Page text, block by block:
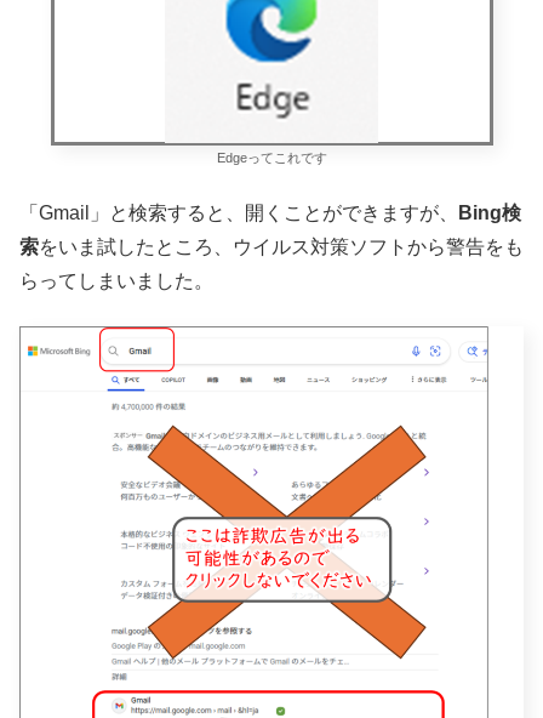
Edgeってこれです
「Gmail」と検索すると、開くことができますが、
Bing検
索をいま試したところ、ウイルス対策ソフトから警告をも
らってしまいました。